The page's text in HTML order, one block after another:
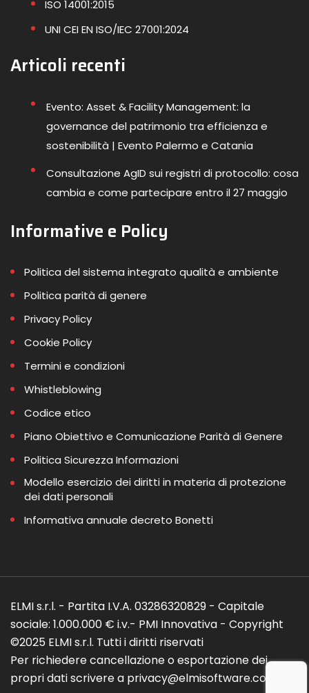
ISO 14001:2015
UNI CEI EN ISO/IEC 27001:2024
Articoli recenti
Evento: Asset & Facility Management: la
governance del patrimonio tra efficienza e
sostenibilità | Evento Palermo e Catania
Consultazione AgID sui registri di protocollo: cosa
cambia e come partecipare entro il 27 maggio
Informative e Policy
Politica del sistema integrato qualità e ambiente
Politica parità di genere
Privacy Policy
Cookie Policy
Termini e condizioni
Whistleblowing
Codice etico
Piano Obiettivo e Comunicazione Parità di Genere
Politica Sicurezza Informazioni
Modello esercizio dei diritti in materia di protezione
dei dati personali
Informativa annuale decreto Bonetti
ELMI s.r.l. - Partita I.V.A. 03286320829 - Capitale
sociale: 1.000.000 € i.v.- PMI Innovativa - Copyright
©2025 ELMI s.r.l. Tutti i diritti riservati
Per richiedere cancellazione o esportazione dei
propri dati scrivere a privacy@elmisoftware.com